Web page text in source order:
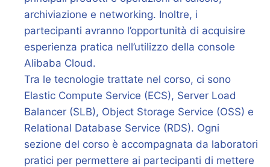
archiviazione e networking. Inoltre, i
partecipanti avranno l’opportunità di acquisire
esperienza pratica nell’utilizzo della console
Alibaba Cloud.
Tra le tecnologie trattate nel corso, ci sono
Elastic Compute Service (ECS), Server Load
Balancer (SLB), Object Storage Service (OSS) e
Relational Database Service (RDS). Ogni
sezione del corso è accompagnata da laboratori
pratici per permettere ai partecipanti di mettere